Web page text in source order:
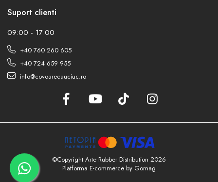
Suport clienti
09:00 - 17:00
+40 760 260 605
+40 724 659 955
info@covoarecauciuc.ro
©Copyright Arte Rubber Distribution 2026
Platforma E-commerce by Gomag